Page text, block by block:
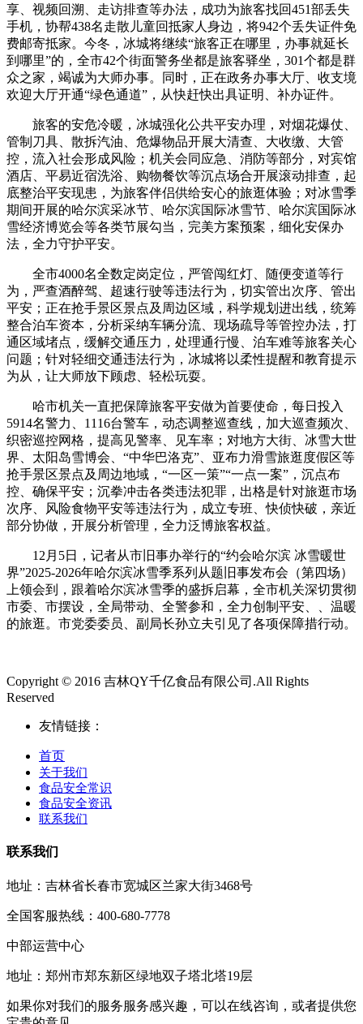
享、视频回溯、走访排查等办法，成功为旅客找回451部丢失
手机，协帮438名走散儿童回抵家人身边，将942个丢失证件免
费邮寄抵家。今冬，冰城将继续“旅客正在哪里，办事就延长
到哪里”的，全市42个街面警务坐都是旅客驿坐，301个都是群
众之家，竭诚为大师办事。同时，正在政务办事大厅、收支境
欢迎大厅开通“绿色通道”，从快赶快出具证明、补办证件。
旅客的安危冷暖，冰城强化公共平安办理，对烟花爆仗、
管制刀具、散拆汽油、危爆物品开展大清查、大收缴、大管
控，流入社会形成风险；机关会同应急、消防等部分，对宾馆
酒店、平易近宿洗浴、购物餐饮等沉点场合开展滚动排查，起
底整治平安现患，为旅客伴侣供给安心的旅逛体验；对冰雪季
期间开展的哈尔滨采冰节、哈尔滨国际冰雪节、哈尔滨国际冰
雪经济博览会等各类节展勾当，完美方案预案，细化安保办
法，全力守护平安。
全市4000名全数定岗定位，严管闯红灯、随便变道等行
为，严查酒醉驾、超速行驶等违法行为，切实管出次序、管出
平安；正在抢手景区景点及周边区域，科学规划进出线，统筹
整合泊车资本，分析采纳车辆分流、现场疏导等管控办法，打
通区域堵点，缓解交通压力，处理通行慢、泊车难等旅客关心
问题；针对轻细交通违法行为，冰城将以柔性提醒和教育提示
为从，让大师放下顾虑、轻松玩耍。
哈市机关一直把保障旅客平安做为首要使命，每日投入
5914名警力、1116台警车，动态调整巡查线，加大巡查频次、
织密巡控网格，提高见警率、见车率；对地方大街、冰雪大世
界、太阳岛雪博会、“中华巴洛克”、亚布力滑雪旅逛度假区等
抢手景区景点及周边地域，“一区一策”“一点一案”，沉点布
控、确保平安；沉拳冲击各类违法犯罪，出格是针对旅逛市场
次序、风险食物平安等违法行为，成立专班、快侦快破，亲近
部分协做，开展分析管理，全力泛博旅客权益。
12月5日，记者从市旧事办举行的“约会哈尔滨 冰雪暖世
界”2025-2026年哈尔滨冰雪季系列从题旧事发布会（第四场）
上领会到，跟着哈尔滨冰雪季的盛拆启幕，全市机关深切贯彻
市委、市摆设，全局带动、全警参和，全力创制平安、、温暖
的旅逛。市党委委员、副局长孙立夫引见了各项保障措行动。
Copyright © 2016 吉林QY千亿食品有限公司.All Rights
Reserved
友情链接：
首页
关于我们
食品安全常识
食品安全资讯
联系我们
联系我们
地址：吉林省长春市宽城区兰家大街3468号
全国客服热线：400-680-7778
中部运营中心
地址：郑州市郑东新区绿地双子塔北塔19层
如果你对我们的服务服务感兴趣，可以在线咨询，或者提供您